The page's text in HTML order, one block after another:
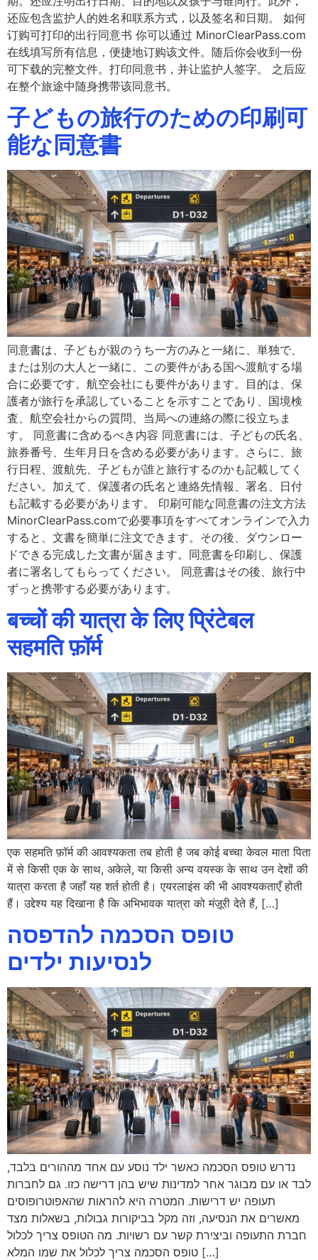
还应包含监护人的姓名和联系方式，以及签名和日期。 如何
订购可打印的出行同意书 你可以通过 MinorClearPass.com
在线填写所有信息，便捷地订购该文件。随后你会收到一份
可下载的完整文件。打印同意书，并让监护人签字。 之后应
在整个旅途中随身携带该同意书。
子どもの旅行のための印刷可
能な同意書
同意書は、子どもが親のうち一方のみと一緒に、単独で、
または別の大人と一緒に、この要件がある国へ渡航する場
合に必要です。航空会社にも要件があります。目的は、保
護者が旅行を承認していることを示すことであり、国境検
査、航空会社からの質問、当局への連絡の際に役立ちま
す。 同意書に含めるべき内容 同意書には、子どもの氏名、
旅券番号、生年月日を含める必要があります。さらに、旅
行日程、渡航先、子どもが誰と旅行するのかも記載してく
ださい。加えて、保護者の氏名と連絡先情報、署名、日付
も記載する必要があります。 印刷可能な同意書の注文方法
MinorClearPass.comで必要事項をすべてオンラインで入力
すると、文書を簡単に注文できます。その後、ダウンロー
ドできる完成した文書が届きます。同意書を印刷し、保護
者に署名してもらってください。 同意書はその後、旅行中
ずっと携帯する必要があります。
बच्चों की यात्रा के लिए प्रिंटेबल
सहमति फ़ॉर्म
एक सहमति फ़ॉर्म की आवश्यकता तब होती है जब कोई बच्चा केवल माता पिता
में से किसी एक के साथ, अकेले, या किसी अन्य वयस्क के साथ उन देशों की
यात्रा करता है जहाँ यह शर्त होती है। एयरलाइंस की भी आवश्यकताएँ होती
हैं। उद्देश्य यह दिखाना है कि अभिभावक यात्रा को मंज़ूरी देते हैं, […]
טופס הסכמה להדפסה
לנסיעות ילדים
נדרש טופס הסכמה כאשר ילד נוסע עם אחד מההורים בלבד,
לבד או עם מבוגר אחר למדינות שיש בהן דרישה כזו. גם לחברות
תעופה יש דרישות. המטרה היא להראות שהאפוטרופוסים
מאשרים את הנסיעה, וזה מקל בביקורות גבולות, בשאלות מצד
חברת התעופה וביצירת קשר עם רשויות. מה הטופס צריך לכלול
טופס הסכמה צריך לכלול את שמו המלא […]